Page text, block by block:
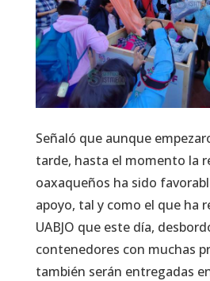
Señaló que aunque
tarde, hasta el momento la
oaxaqueños ha sido
apoyo, tal y como el que ha
UABJO que este día,
contenedores con muchas
también serán entregadas